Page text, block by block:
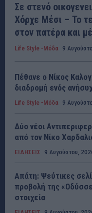
Σε στενό
Χόρχε Μέσι – Το
στον πατέρα και
Life Style -Μόδα 9
Πέθανε ο Νίκος
διαδρομή ενός
Life Style -Μόδα 9
Δύο νέοι
από τον Νίκο
ΕΙΔΗΣΕΙΣ 9 Αυγούστου,
Απάτη: Ψεύτικες
προβολή της
στοιχεία